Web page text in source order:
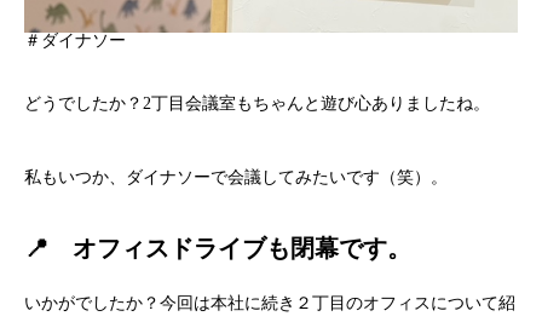
＃ダイナソー
どうでしたか？2丁目会議室もちゃんと遊び心ありましたね。
私もいつか、ダイナソーで会議してみたいです（笑）。
📍 オフィスドライブも閉幕です。
いかがでしたか？今回は本社に続き２丁目のオフィスについて紹